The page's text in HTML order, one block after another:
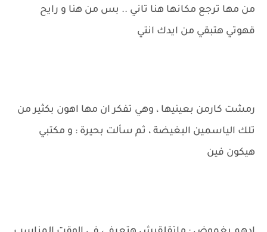
من مها ترجع مكانها هنا تاني .. بس من هنا و رايح
قهوتي هتبقي من ايدك انتي
رمشت كارمن بعينيها ، وهي تفكر ان مها اهون بكثير من
تلك الياسمين البغيضة ، ثم سألت بحيرة : و مكتبي
هيكون فين